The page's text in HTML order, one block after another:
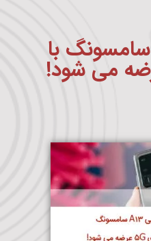
گلکسی A13 سامسونگ با